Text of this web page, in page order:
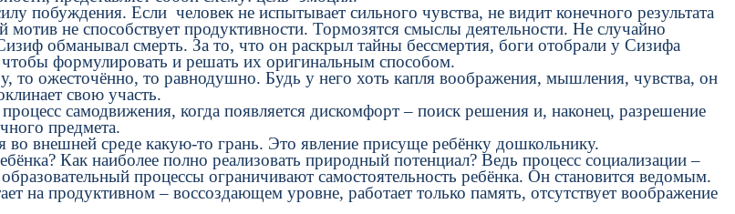
Если человек не испытывает сильного чувства, не видит конечного результата
не способствует продуктивности. Тормозятся смыслы деятельности. Не случайно
обманывал смерть. За то, что он раскрыл тайны бессмертия, боги отобрали у Сизифа
формулировать и решать их оригинальным способом.
ожесточённо, то равнодушно. Будь у него хоть капля воображения, мышления, чувства, он
свою участь.
самодвижения, когда появляется дискомфорт – поиск решения и, наконец, разрешение
предмета.
внешней среде какую-то грань. Это явление присуще ребёнку дошкольнику.
Как наиболее полно реализовать природный потенциал? Ведь процесс социализации –
процессы ограничивают самостоятельность ребёнка. Он становится ведомым.
на продуктивном – воссоздающем уровне, работает только память, отсутствует воображение